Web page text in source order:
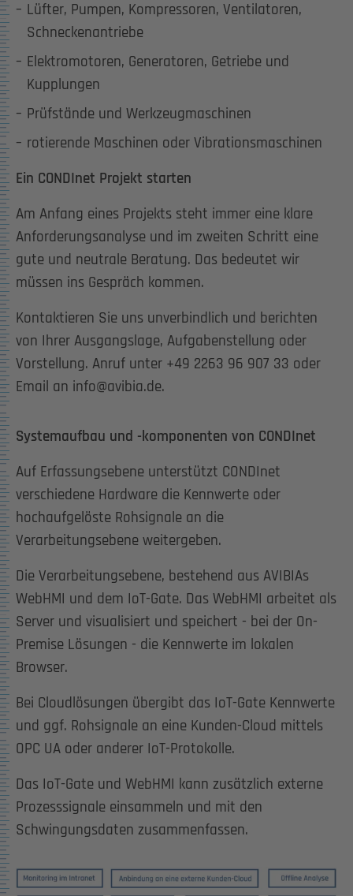
Lüfter, Pumpen, Kompressoren, Ventilatoren,
Schneckenantriebe
Elektromotoren, Generatoren, Getriebe und
Kupplungen
Prüfstände und Werkzeugmaschinen
rotierende Maschinen oder Vibrationsmaschinen
Ein CONDInet Projekt starten
Am Anfang eines Projekts steht immer eine klare
Anforderungsanalyse und im zweiten Schritt eine
gute und neutrale Beratung. Das bedeutet wir
müssen ins Gespräch kommen.
Kontaktieren Sie uns unverbindlich und berichten
von Ihrer Ausgangslage, Aufgabenstellung oder
Vorstellung. Anruf unter +49 2263 96 907 33 oder
Email an info@avibia.de.
Systemaufbau und -komponenten von CONDInet
Auf Erfassungsebene unterstützt CONDInet
verschiedene Hardware die Kennwerte oder
hochaufgelöste Rohsignale an die
Verarbeitungsebene weitergeben.
Die Verarbeitungsebene, bestehend aus AVIBIAs
WebHMI und dem IoT-Gate. Das WebHMI arbeitet als
Server und visualisiert und speichert - bei der On-
Premise Lösungen - die Kennwerte im lokalen
Browser.
Bei Cloudlösungen übergibt das IoT-Gate Kennwerte
und ggf. Rohsignale an eine Kunden-Cloud mittels
OPC UA oder anderer IoT-Protokolle.
Das IoT-Gate und WebHMI kann zusätzlich externe
Prozesssignale einsammeln und mit den
Schwingungsdaten zusammenfassen.
Show larger version for: